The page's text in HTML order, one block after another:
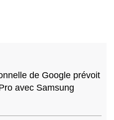
de Google prévoit
avec Samsung